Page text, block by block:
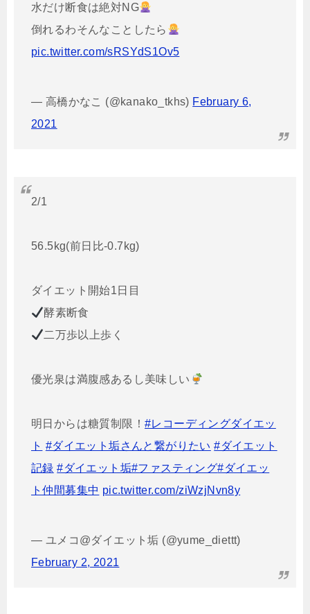
水だけ断食は絶対NG
倒れるわそんなことしたら
pic.twitter.com/sRSYdS1Ov5
— 高橋かなこ (@kanako_tkhs) February 6,
2021
2/1
56.5kg(前日比-0.7kg)
ダイエット開始1日目
酵素断食
二万歩以上歩く
優光泉は満腹感あるし美味しい
明日からは糖質制限！ #レコーディングダイエッ
ト #ダイエット垢さんと繋がりたい #ダイエット
記録 #ダイエット垢#ファスティング#ダイエッ
ト仲間募集中 pic.twitter.com/ziWzjNvn8y
— ユメコ@ダイエット垢 (@yume_diettt)
February 2, 2021